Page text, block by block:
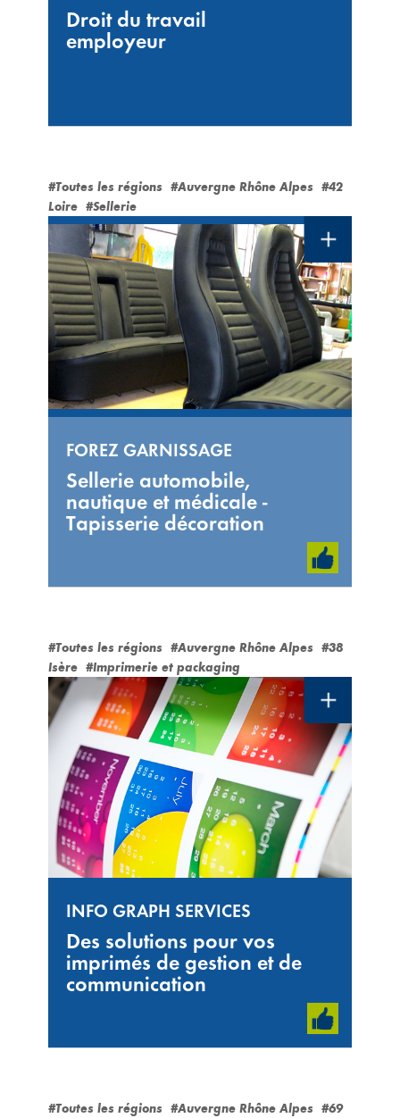
Droit du travail
employeur
#Toutes les régions #Auvergne Rhône Alpes #42
Loire #Sellerie
FOREZ GARNISSAGE
Sellerie automobile,
nautique et médicale -
Tapisserie décoration
#Toutes les régions #Auvergne Rhône Alpes #38
Isère #Imprimerie et packaging
INFO GRAPH SERVICES
Des solutions pour vos
imprimés de gestion et de
communication
#Toutes les régions #Auvergne Rhône Alpes #69